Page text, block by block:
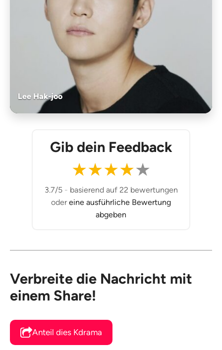
Lee Hak-joo
Gib dein Feedback
★★★★★
3.7/5 - basierend auf 22 bewertungen
odereine ausführliche Bewertung
abgeben
Verbreite die Nachricht mit
einem Share!
Anteil dies Kdrama